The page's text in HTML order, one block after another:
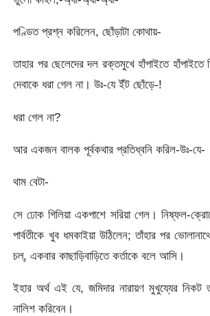
পণ্ডিত প্রশ্ন করিলেন, ছোঁড়াটা কোথায়-
তাহার পর ছেলেদের দল রক্তমুখে হাঁপাইতে হাঁপাইতে
দেবাকে ধরা গেল না। উঃ-যে ইঁট ছোঁড়ে-!
ধরা গেল না?
আর একজন বালক পূর্বকথার প্রতিধ্বনি করিল-উঃ-যে-
থাম বেটা-
সে ঢোক গিলিয়া একপাশে সরিয়া গেল। নিষ্ফল-
পার্বতীকে খুব ধমকাইয়া উঠিলেন; তাঁহার পর
চল্, একবার কাছাড়িবাড়িতে কর্তাকে বলে আসি।
ইহার অর্থ এই যে, জমিদার নারায়ণ মুখুয্যের নিকট
নালিশ করিবেন।